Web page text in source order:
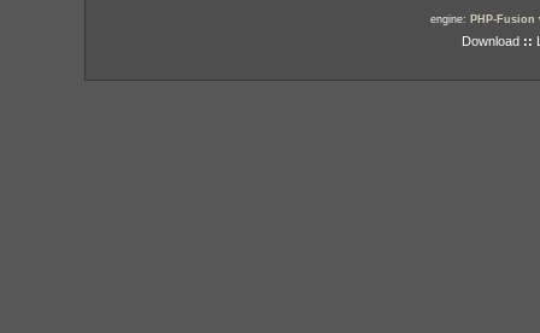
engine: PHP-Fusion
Download ::